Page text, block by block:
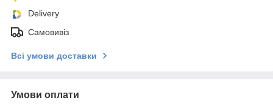
Delivery
Самовивіз
Всі умови доставки
Умови оплати